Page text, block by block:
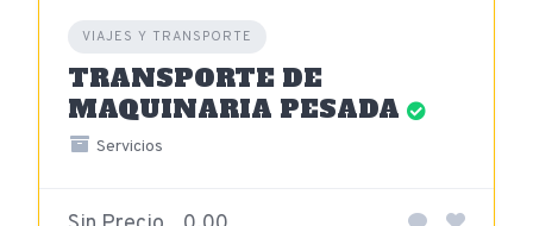
VIAJES Y TRANSPORTE
TRANSPORTE DE
MAQUINARIA PESADA
Servicios